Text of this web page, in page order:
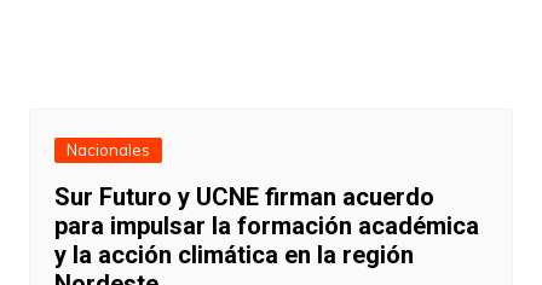
Nacionales
Sur Futuro y UCNE firman acuerdo
para impulsar la formación académica
y la acción climática en la región